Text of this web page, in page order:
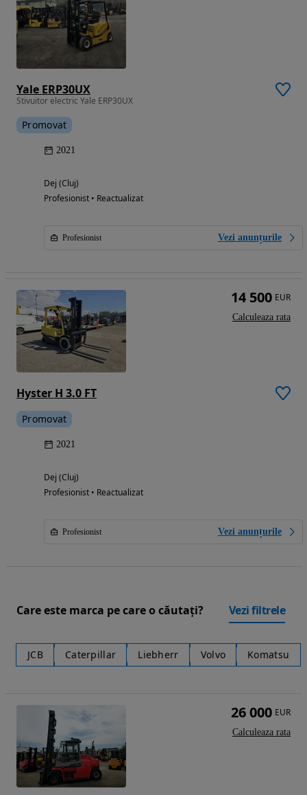
Yale ERP30UX
Stivuitor electric Yale ERP30UX
Promovat
2021
Dej (Cluj)
Profesionist • Reactualizat
Profesionist Vezi anunțurile
Hyster H 3.0 FT
Promovat
2021
Dej (Cluj)
Profesionist • Reactualizat
Profesionist Vezi anunțurile
14 500 EUR
Calculeaza rata
Care este marca pe care o căutați? Vezi filtrele
JCB Caterpillar Liebherr Volvo Komatsu
26 000 EUR
Calculeaza rata